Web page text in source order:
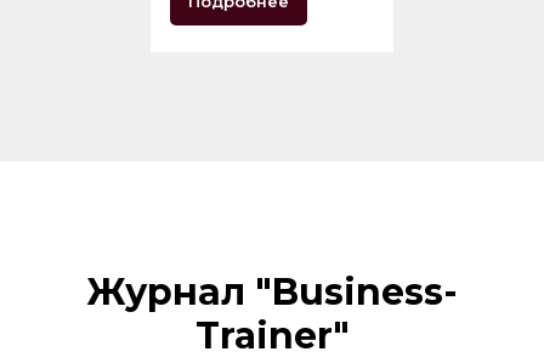
Журнал "Business-
Trainer"